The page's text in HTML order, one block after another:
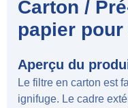
Carton /
papier pour
Aperçu du
Le filtre en carton est
ignifuge. Le cadre